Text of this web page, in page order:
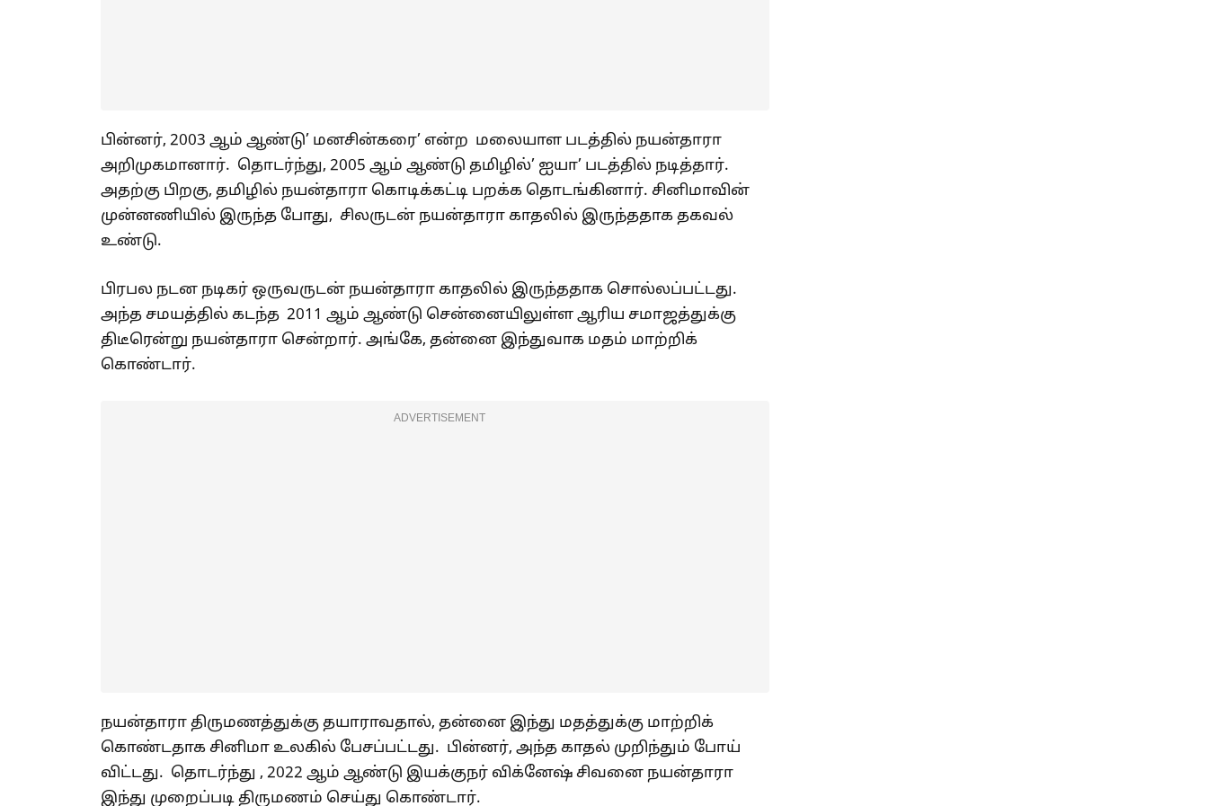
பின்னர், 2003 ஆம் ஆண்டு’ மனசின்கரை’ என்ற மலையாள படத்தில் நயன்தாரா
அறிமுகமானார். தொடர்ந்து, 2005 ஆம் ஆண்டு தமிழில்’ ஐயா’ படத்தில் நடித்தார்.
அதற்கு பிறகு, தமிழில் நயன்தாரா கொடிக்கட்டி பறக்க தொடங்கினார். சினிமாவின்
முன்னணியில் இருந்த போது, சிலருடன் நயன்தாரா காதலில் இருந்ததாக தகவல்
உண்டு.
பிரபல நடன நடிகர் ஒருவருடன் நயன்தாரா காதலில் இருந்ததாக சொல்லப்பட்டது.
அந்த சமயத்தில் கடந்த 2011 ஆம் ஆண்டு சென்னையிலுள்ள ஆரிய சமாஜத்துக்கு
திடீரென்று நயன்தாரா சென்றார். அங்கே, தன்னை இந்துவாக மதம் மாற்றிக்
கொண்டார்.
ADVERTISEMENT
நயன்தாரா திருமணத்துக்கு தயாராவதால், தன்னை இந்து மதத்துக்கு மாற்றிக்
கொண்டதாக சினிமா உலகில் பேசப்பட்டது. பின்னர், அந்த காதல் முறிந்தும் போய்
விட்டது. தொடர்ந்து , 2022 ஆம் ஆண்டு இயக்குநர் விக்னேஷ் சிவனை நயன்தாரா
இந்து முறைப்படி திருமணம் செய்து கொண்டார்.